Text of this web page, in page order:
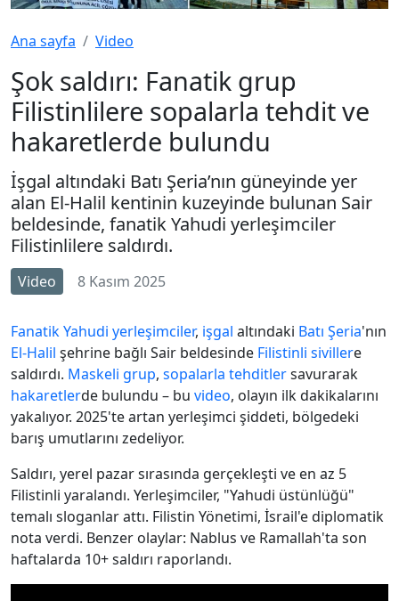
Ana sayfa Video
Şok saldırı: Fanatik grup
Filistinlilere sopalarla tehdit ve
hakaretlerde bulundu
İşgal altındaki Batı Şeria’nın güneyinde yer
alan El-Halil kentinin kuzeyinde bulunan Sair
beldesinde, fanatik Yahudi yerleşimciler
Filistinlilere saldırdı.
Video 8 Kasım 2025
FanatikYahudi yerleşimciler, işgal altındaki Batı Şeria'nın
El-Halil şehrine bağlı Sair beldesinde Filistinli sivillere
saldırdı. Maskeli grup, sopalarla tehditlersavurarak
hakaretlerde bulundu – bu video, olayın ilk dakikalarını
yakalıyor. 2025'te artan yerleşimci şiddeti, bölgedeki
barış umutlarını zedeliyor.
Saldırı, yerel pazar sırasında gerçekleşti ve en az 5
Filistinli yaralandı. Yerleşimciler, "Yahudi üstünlüğü"
temalı sloganlar attı. Filistin Yönetimi, İsrail'e diplomatik
nota verdi. Benzer olaylar: Nablus ve Ramallah'ta son
haftalarda 10+ saldırı raporlandı.